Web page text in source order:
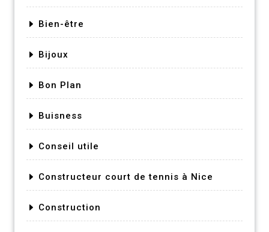
Bien-être
Bijoux
Bon Plan
Buisness
Conseil utile
Constructeur court de tennis à Nice
Construction